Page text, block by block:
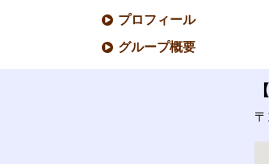
プロフィール
グループ概要